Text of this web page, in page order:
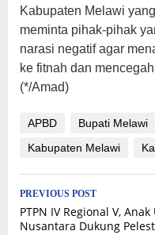
Kabupaten Melawi
meminta pihak-pihak
narasi negatif agar
ke fitnah dan
(*/Amad)
APBD Bupati Melawi
Kabupaten Melawi
Post
navigation
PREVIOUS POST
PTPN IV Regional V,
Nusantara Dukung